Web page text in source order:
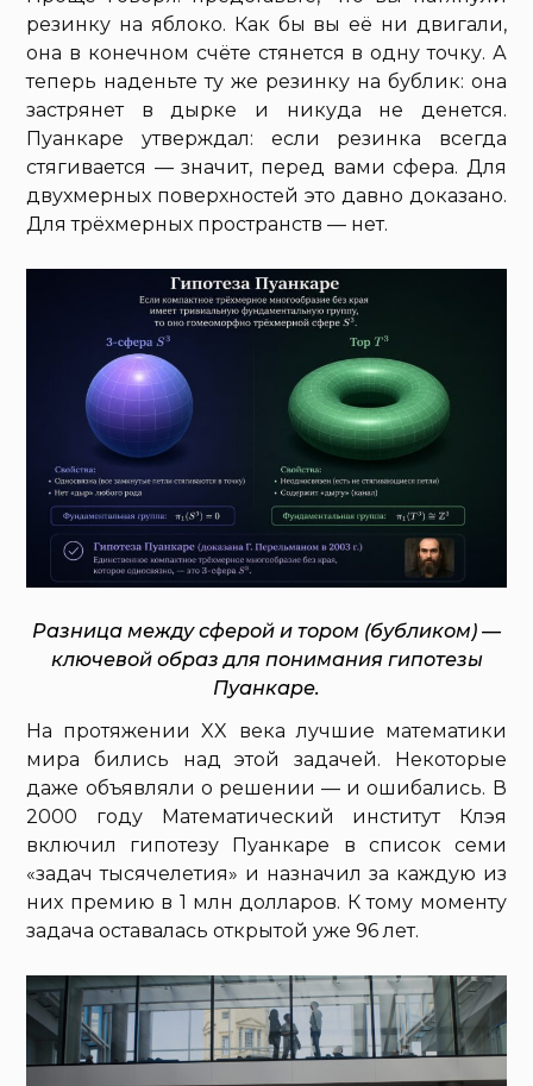
резинку на яблоко. Как бы вы её ни двигали,
она в конечном счёте стянется в одну точку. А
теперь наденьте ту же резинку на бублик: она
застрянет в дырке и никуда не денется.
Пуанкаре утверждал: если резинка всегда
стягивается — значит, перед вами сфера. Для
двухмерных поверхностей это давно доказано.
Для трёхмерных пространств — нет.
Разница между сферой и тором (бубликом) —
ключевой образ для понимания гипотезы
Пуанкаре.
На протяжении XX века лучшие математики
мира бились над этой задачей. Некоторые
даже объявляли о решении — и ошибались. В
2000 году Математический институт Клэя
включил гипотезу Пуанкаре в список семи
«задач тысячелетия» и назначил за каждую из
них премию в 1 млн долларов. К тому моменту
задача оставалась открытой уже 96 лет.